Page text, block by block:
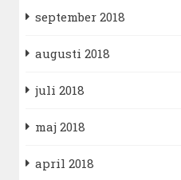
september 2018
augusti 2018
juli 2018
maj 2018
april 2018